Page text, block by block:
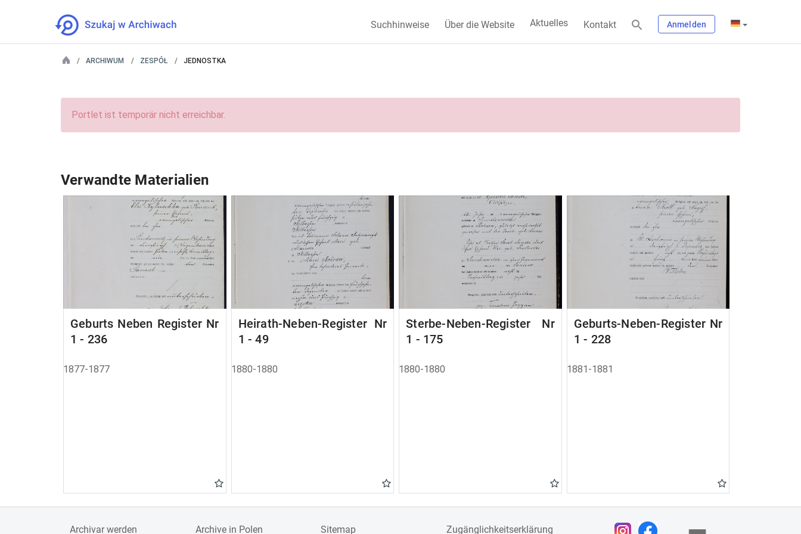
Suchhinweise Über die Website Aktuelles Kontakt Anmelden
ARCHIWUM ZESPÓŁ JEDNOSTKA
Portlet ist temporär nicht erreichbar.
Verwandte Materialien
Geburts Neben Register Nr
1 - 236
1877-1877
Heirath-Neben-Register Nr
1 - 49
1880-1880
Sterbe-Neben-Register Nr
1 - 175
1880-1880
Geburts-Neben-Register Nr
1 - 228
1881-1881
Archivar werden Archive in Polen Sitemap Zugänglichkeitserklärung